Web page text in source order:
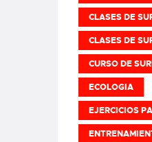
CLASES DE
CLASES DE
CURSO DE
ECOLOGIA
EJERCICIOS